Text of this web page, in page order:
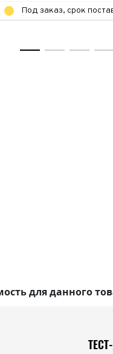
Под заказ, срок
для данного